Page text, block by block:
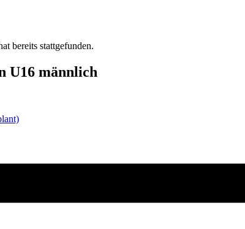
bereits stattgefunden.
U16 männlich